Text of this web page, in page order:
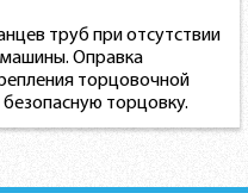
труб при отсутствии
машины. Оправка
торцовочной
торцовку.